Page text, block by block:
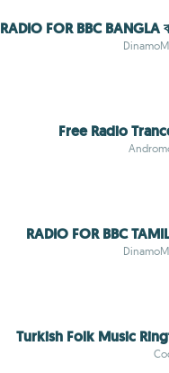
RADIO FOR BBC BANGLA
Free Radio
RADIO FOR BBC
Turkish Folk Music